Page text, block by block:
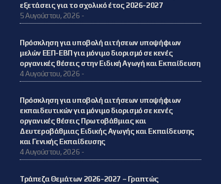
εξετάσεις για το σχολικό έτος 2026-2027
5 Αυγούστου, 2026 -
Πρόσκληση για υποβολή αιτήσεων υποψήφιων
μελών ΕΕΠ-ΕΒΠ για μόνιμο διορισμό σε κενές
οργανικές θέσεις στην Ειδική Αγωγή και Εκπαίδευση
4 Αυγούστου, 2026 -
Πρόσκληση για υποβολή αιτήσεων υποψήφιων
εκπαιδευτικών για μόνιμο διορισμό σε κενές
οργανικές θέσεις Πρωτοβάθμιας και
Δευτεροβάθμιας Ειδικής Αγωγής και Εκπαίδευσης
και Γενικής Εκπαίδευσης
4 Αυγούστου, 2026 -
Τράπεζα Θεμάτων 2026-2027 – Γραπτώς